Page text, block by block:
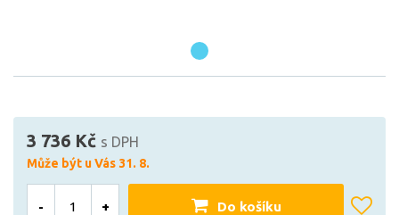
3 736 Kč s DPH
Může být u Vás 31. 8.
- + Do košíku